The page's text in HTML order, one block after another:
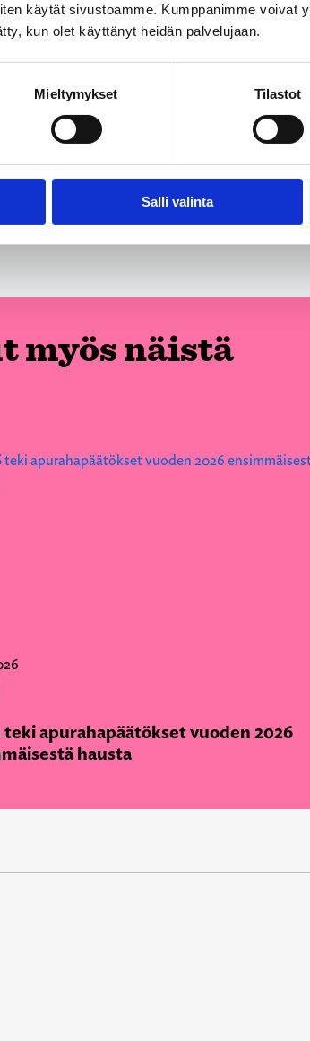
käytät sivustoamme. Kumppanimme voivat
kun olet käyttänyt heidän palvelujaan.
Mieltymykset Tilastot
Salli valinta
tehtiin suomenkielisenä. Tutkimuksen
LinkedIn
Email this Page
myös näistä
teki apurahapäätökset vuoden 2026
hausta